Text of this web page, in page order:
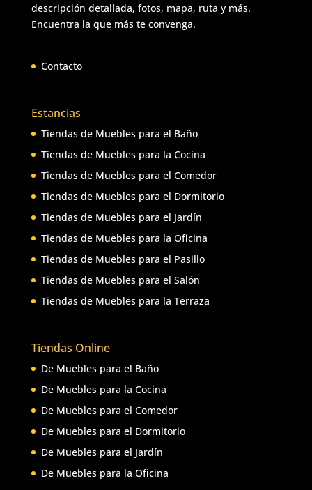
descripción detallada, fotos, mapa, ruta y más.
Encuentra la que más te convenga.
Contacto
Estancias
Tiendas de Muebles para el Baño
Tiendas de Muebles para la Cocina
Tiendas de Muebles para el Comedor
Tiendas de Muebles para el Dormitorio
Tiendas de Muebles para el Jardín
Tiendas de Muebles para la Oficina
Tiendas de Muebles para el Pasillo
Tiendas de Muebles para el Salón
Tiendas de Muebles para la Terraza
Tiendas Online
De Muebles para el Baño
De Muebles para la Cocina
De Muebles para el Comedor
De Muebles para el Dormitorio
De Muebles para el Jardín
De Muebles para la Oficina